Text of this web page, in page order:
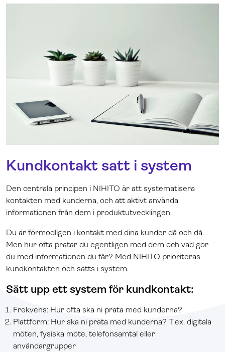
Kundkontakt satt i system
Den centrala principen i NIHITO är att systematisera
kontakten med kunderna, och att aktivt använda
informationen från dem i produktutvecklingen.
Du är förmodligen i kontakt med dina kunder då och då.
Men hur ofta pratar du egentligen med dem och vad gör
du med informationen du får? Med NIHITO prioriteras
kundkontakten och sätts i system.
Sätt upp ett system för kundkontakt:
Frekvens: Hur ofta ska ni prata med kunderna?
Plattform: Hur ska ni prata med kunderna? T.ex. digitala
möten, fysiska möte, telefonsamtal eller
användargrupper